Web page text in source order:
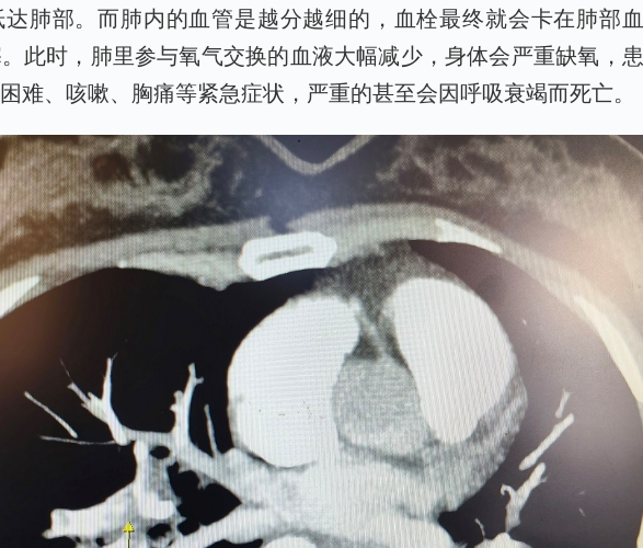
肺部。而肺内的血管是越分越细的，血栓最终就会卡在肺部血
此时，肺里参与氧气交换的血液大幅减少，身体会严重缺氧，患
难、咳嗽、胸痛等紧急症状，严重的甚至会因呼吸衰竭而死亡。